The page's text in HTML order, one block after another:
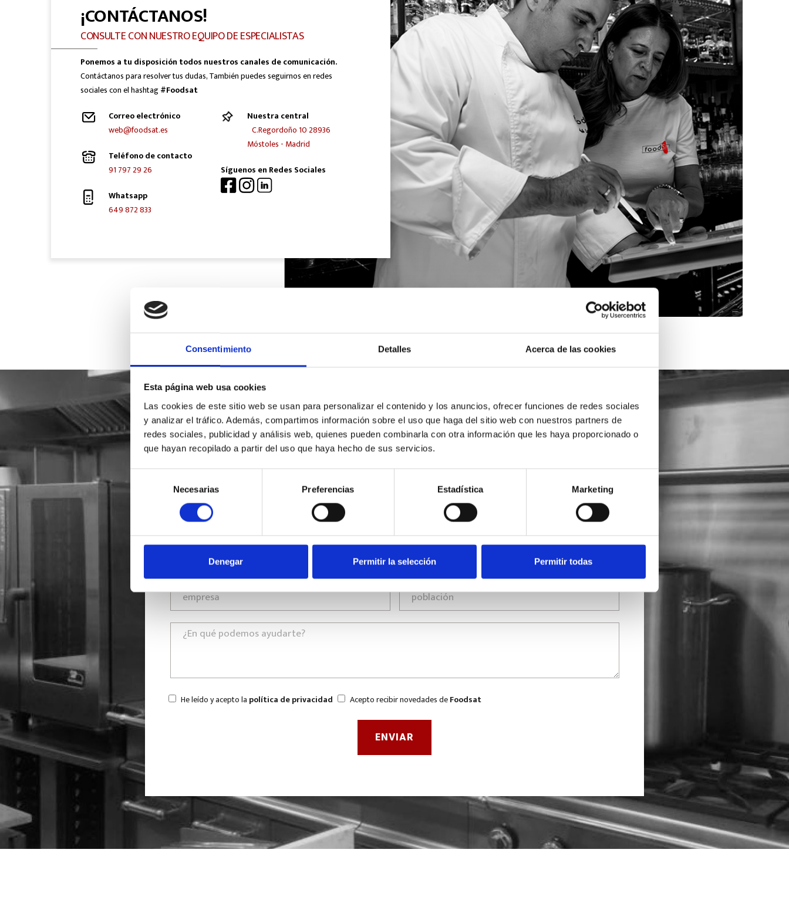
Consentimiento Detalles Acerca de las cookies
Esta página web usa cookies
Las cookies de este sitio web se usan para personalizar el contenido y los anuncios, ofrecer funciones de redes sociales
y analizar el tráfico. Además, compartimos información sobre el uso que haga del sitio web con nuestros partners de
redes sociales, publicidad y análisis web, quienes pueden combinarla con otra información que les haya proporcionado o
que hayan recopilado a partir del uso que haya hecho de sus servicios.
consentimiento
Necesarias Preferencias Estadística Marketing
Denegar Permitir la selección Permitir todas
¡CONTÁCTANOS!
CONSULTE CON NUESTRO EQUIPO DE ESPECIALISTAS
Ponemos a tu disposición todos nuestros canales de comunicación.
Contáctanos para resolver tus dudas, También puedes seguirnos en redes
sociales con el hashtag#Foodsat
Correo electrónico
web@foodsat.es
Teléfono de contacto
91 797 29 26
Whatsapp
649 872 833
Nuestra central
C.Regordoño 10 28936
Móstoles - Madrid
Síguenos en Redes Sociales
SOLICITA INFORMACIÓN
He leído y acepto la política de privacidad Acepto recibir novedades deFoodsat